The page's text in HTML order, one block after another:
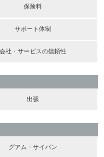
保険料
サポート体制
会社・サービスの信頼性
出張
グアム・サイパン